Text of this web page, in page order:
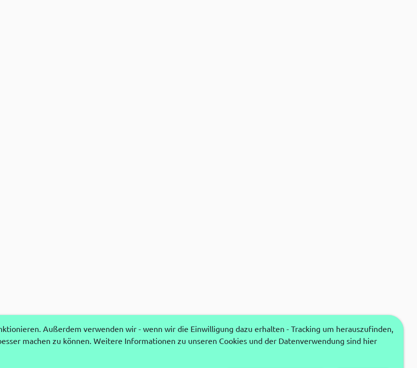
Außerdem verwenden wir - wenn wir die Einwilligung dazu erhalten - Tracking um herauszufinden,
machen zu können. Weitere Informationen zu unseren Cookies und der Datenverwendung sind hier